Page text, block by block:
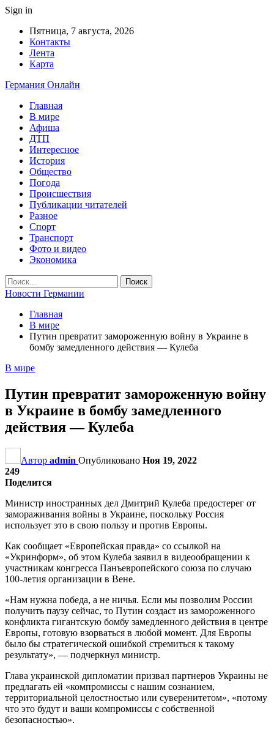
Sign in
Пятница, 7 августа, 2026
Контакты
Лента
Карта
Германия Онлайн
Главная
В мире
Афиша
ДТП
Интересное
История
Общество
Погода
Происшествия
Публикации читателей
Разное
Спорт
Транспорт
Фото и видео
Экономика
Новости Германии
Главная
В мире
Путин превратит замороженную войну в Украине в
бомбу замедленного действия — Кулеба
В мире
Путин превратит замороженную войну
в Украине в бомбу замедленного
действия — Кулеба
Автор admin Опубликовано Ноя 19, 2022
249
Поделится
Министр иностранных дел Дмитрий Кулеба предостерег от
замораживания войны в Украине, поскольку Россия
использует это в свою пользу и против Европы.
Как сообщает «Европейская правда» со ссылкой на
«Укринформ», об этом Кулеба заявил в видеообращении к
участникам конгресса Панъевропейского союза по случаю
100-летия организации в Вене.
«Нам нужна победа, а не ничья. Если мы позволим России
получить паузу сейчас, то Путин создаст из замороженного
конфликта гигантскую бомбу замедленного действия в центре
Европы, готовую взорваться в любой момент. Для Европы
было бы стратегической ошибкой стремиться к такому
результату», — подчеркнул министр.
Глава украинской дипломатии призвал партнеров Украины не
предлагать ей «компромиссы с нашим сознанием,
территориальной целостностью или суверенитетом», «потому
что это будут и ваши компромиссы с собственной
безопасностью».